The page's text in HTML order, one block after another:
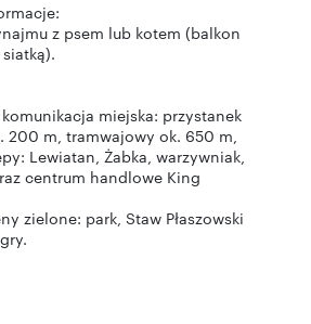
z psem lub kotem (balkon
miejska: przystanek
200 m, tramwajowy ok. 650 m,
Lewiatan, Żabka, warzywniak,
centrum handlowe King
zielone: park, Staw Płaszowski